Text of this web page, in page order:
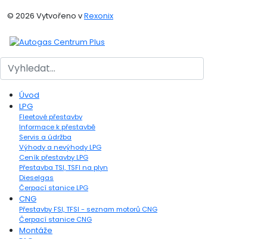
© 2026 Vytvořeno vRexonix
Hledat
Úvod
LPG
Fleetové přestavby
Informace k přestavbě
Servis a údržba
Výhody a nevýhody LPG
Ceník přestavby LPG
Přestavba TSI, TSFI na plyn
Dieselgas
Čerpací stanice LPG
CNG
Přestavby FSI, TFSI - seznam motorů CNG
Čerpací stanice CNG
Montáže